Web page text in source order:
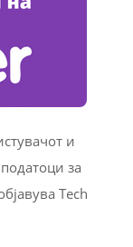
и
за
Tech